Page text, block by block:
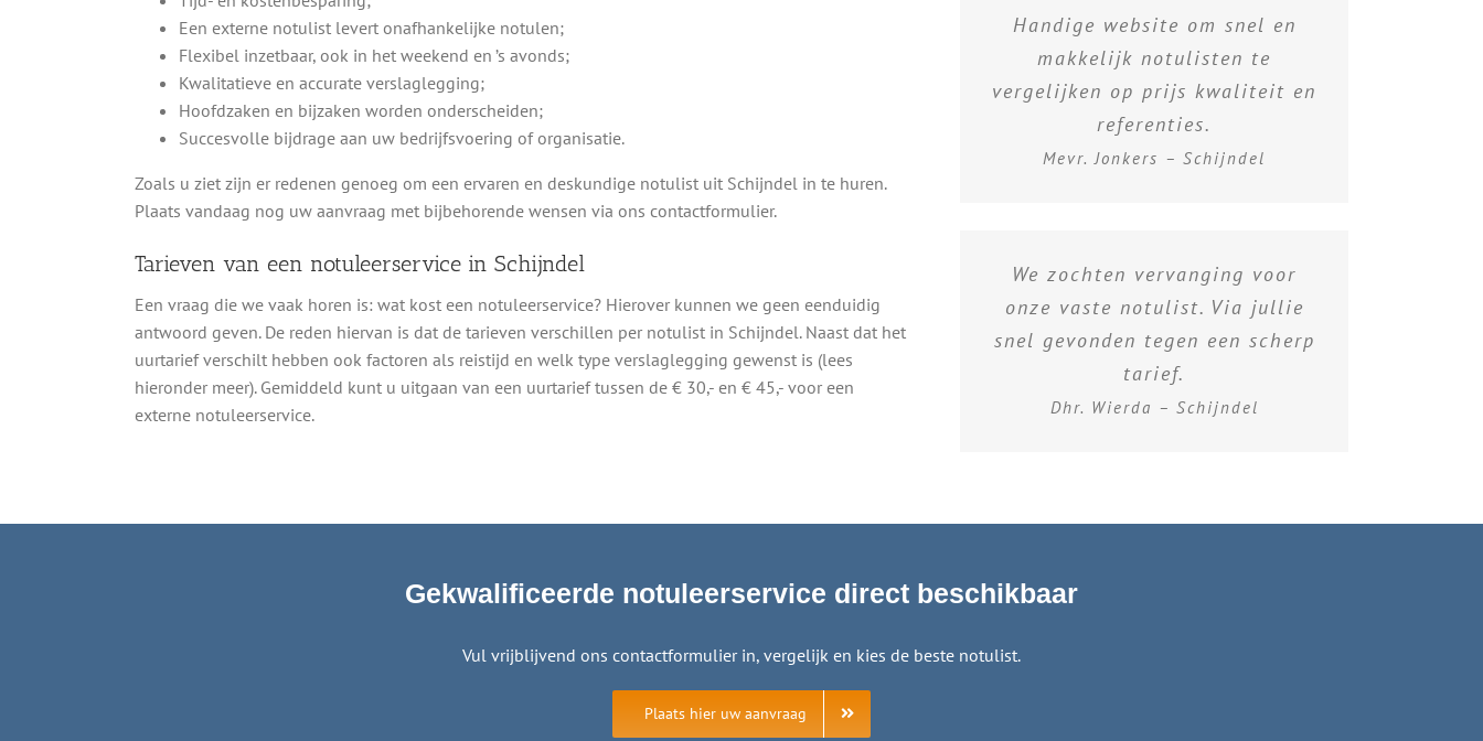
Een externe notulist levert onafhankelijke notulen;
Flexibel inzetbaar, ook in het weekend en ’s avonds;
Kwalitatieve en accurate verslaglegging;
Hoofdzaken en bijzaken worden onderscheiden;
Succesvolle bijdrage aan uw bedrijfsvoering of organisatie.
Zoals u ziet zijn er redenen genoeg om een ervaren en deskundige notulist uit Schijndel in te huren.
Plaats vandaag nog uw aanvraag met bijbehorende wensen via ons contactformulier.
Tarieven van een notuleerservice in Schijndel
Een vraag die we vaak horen is: wat kost een notuleerservice? Hierover kunnen we geen eenduidig
antwoord geven. De reden hiervan is dat de tarieven verschillen per notulist in Schijndel. Naast dat het
uurtarief verschilt hebben ook factoren als reistijd en welk type verslaglegging gewenst is (lees
hieronder meer). Gemiddeld kunt u uitgaan van een uurtarief tussen de € 30,- en € 45,- voor een
externe notuleerservice.
Handige website om snel en
makkelijk notulisten te
vergelijken op prijs kwaliteit en
referenties.
Mevr. Jonkers – Schijndel
We zochten vervanging voor
onze vaste notulist. Via jullie
snel gevonden tegen een scherp
tarief.
Dhr. Wierda – Schijndel
Gekwalificeerde notuleerservice direct beschikbaar
Vul vrijblijvend ons contactformulier in, vergelijk en kies de beste notulist.
Plaats hier uw aanvraag